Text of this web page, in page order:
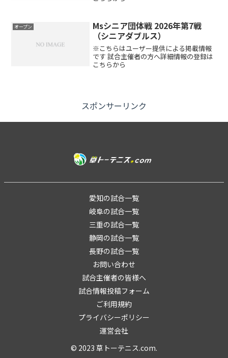
オープン
Msシニア団体戦 2026年第7戦
（シニアダブルス）
※こちらはユーザー提供による掲載情報
です 試合主催者の方へ詳細情報の登録は
こちらから
スポンサーリンク
愛知の試合一覧
岐阜の試合一覧
三重の試合一覧
静岡の試合一覧
長野の試合一覧
お問い合わせ
試合主催者の皆様へ
試合情報投稿フォーム
ご利用規約
プライバシーポリシー
運営会社
© 2023 草トーテニス.com.